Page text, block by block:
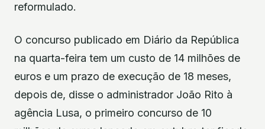
reformulado.
O concurso publicado em Diário da República
na quarta-feira tem um custo de 14 milhões de
euros e um prazo de execução de 18 meses,
depois de, disse o administrador João Rito à
agência Lusa, o primeiro concurso de 10